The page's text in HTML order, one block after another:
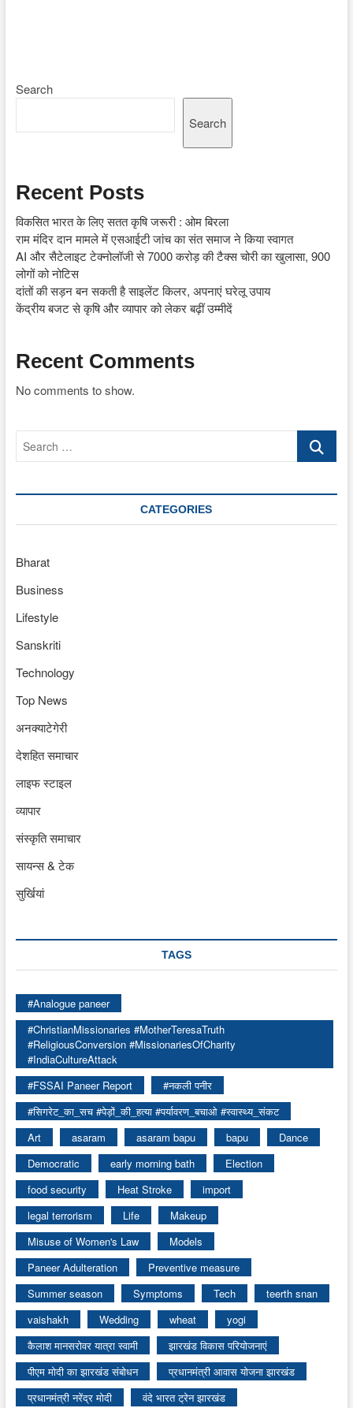
Search
Search
Recent Posts
विकसित भारत के लिए सतत कृषि जरूरी : ओम बिरला
राम मंदिर दान मामले में एसआईटी जांच का संत समाज ने किया स्वागत
AI और सैटेलाइट टेक्नोलॉजी से 7000 करोड़ की टैक्स चोरी का खुलासा, 900
लोगों को नोटिस
दांतों की सड़न बन सकती है साइलेंट किलर, अपनाएं घरेलू उपाय
केंद्रीय बजट से कृषि और व्यापार को लेकर बढ़ीं उम्मीदें
Recent Comments
No comments to show.
Search
CATEGORIES
Bharat
Business
Lifestyle
Sanskriti
Technology
Top News
अनक्याटेगेरी
देशहित समाचार
लाइफ स्टाइल
व्यापार
संस्कृति समाचार
सायन्स & टेक
सुर्खियां
TAGS
#Analogue paneer
#ChristianMissionaries #MotherTeresaTruth
#ReligiousConversion #MissionariesOfCharity
#IndiaCultureAttack
#FSSAI Paneer Report
#नकली पनीर
#सिगरेट_का_सच #पेड़ों_की_हत्या #पर्यावरण_बचाओ #स्वास्थ्य_संकट
Art
asaram asaram bapu bapu
Dance
Democratic
early morning bath
Election
food security
Heat Stroke
import
legal terrorism
Life
Makeup
Misuse of Women's Law
Models
Paneer Adulteration
Preventive measure
Summer season
Symptoms Tech
teerth snan
vaishakh
Wedding wheat
yogi
कैलाश मानसरोवर यात्रा स्वामी
झारखंड विकास परियोजनाएं
पीएम मोदी का झारखंड संबोधन
प्रधानमंत्री आवास योजना झारखंड
प्रधानमंत्री नरेंद्र मोदी
वंदे भारत ट्रेन झारखंड